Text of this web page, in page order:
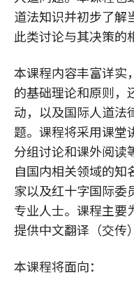
道法知识并初步了解
此类讨论与其决策的
本课程内容丰富详实
的基础理论和原则，
动，以及国际人道法
题。课程将采用课堂
分组讨论和课外阅读
自国内相关领域的知
家以及红十字国际委
专业人士。课程主要
提供中文翻译（交传
本课程将面向：